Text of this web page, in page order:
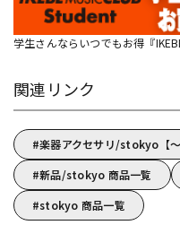
学生さんならいつでもお得『
関連リンク
楽器アクセサリ/stokyo【
新品/stokyo 商品一覧
stokyo 商品一覧